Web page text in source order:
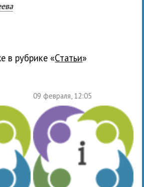
в рубрике « Статьи»
09 февраля, 12:05